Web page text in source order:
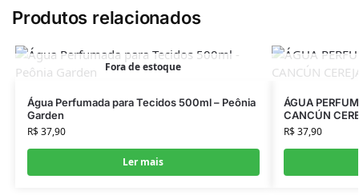
Produtos relacionados
Fora de estoque
Água Perfumada para Tecidos 500ml – Peônia
Garden
R$37,90
Ler mais
ÁGUA
CANCÚN
R$37,90